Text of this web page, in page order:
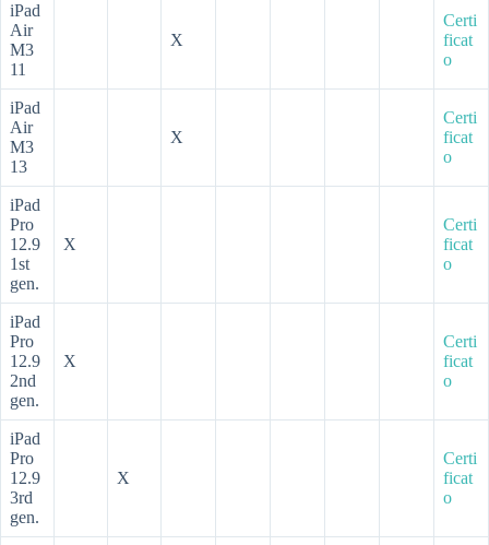
iPad
Air
M3
11
X
Certi
ficat
o
iPad
Air
M3
13
X
Certi
ficat
o
iPad
Pro
12.9
1st
gen.
X
Certi
ficat
o
iPad
Pro
12.9
2nd
gen.
X
Certi
ficat
o
iPad
Pro
12.9
3rd
gen.
X
Certi
ficat
o